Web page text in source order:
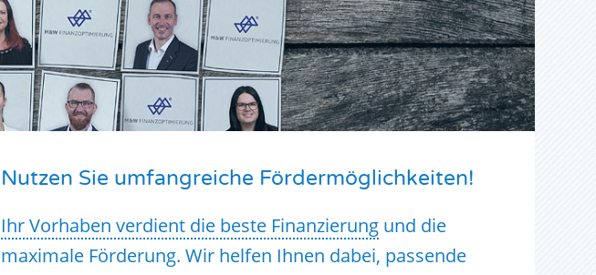
Nutzen Sie umfangreiche Fördermöglichkeiten!
Ihr Vorhaben verdient die beste Finanzierung und die
maximale Förderung. Wir helfen Ihnen dabei, passende